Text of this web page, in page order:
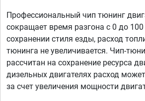
Профессиональный чип тюнинг
сокращает время разгона с 0 до
сохранении стиля езды, расход
тюнинга не увеличивается. Чип-
рассчитан на сохранение ресурса
дизельных двигателях расход
за счет увеличения мощности